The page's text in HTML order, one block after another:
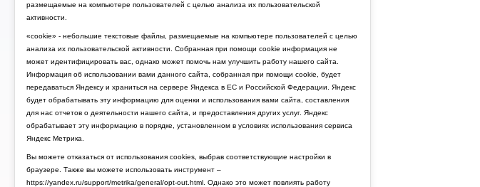
размещаемые на компьютере пользователей с целью анализа их пользовательской
активности.
«cookie» - небольшие текстовые файлы, размещаемые на компьютере пользователей с целью
анализа их пользовательской активности. Собранная при помощи cookie информация не
может идентифицировать вас, однако может помочь нам улучшить работу нашего сайта.
Информация об использовании вами данного сайта, собранная при помощи cookie, будет
передаваться Яндексу и храниться на сервере Яндекса в ЕС и Российской Федерации. Яндекс
будет обрабатывать эту информацию для оценки и использования вами сайта, составления
для нас отчетов о деятельности нашего сайта, и предоставления других услуг. Яндекс
обрабатывает эту информацию в порядке, установленном в условиях использования сервиса
Яндекс Метрика.
Вы можете отказаться от использования cookies, выбрав соответствующие настройки в
браузере. Также вы можете использовать инструмент –
https://yandex.ru/support/metrika/general/opt-out.html. Однако это может повлиять работу